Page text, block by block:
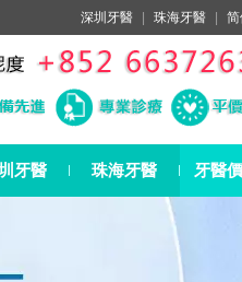
深圳牙醫 珠海牙醫 简
牙醫 珠海牙醫 牙醫